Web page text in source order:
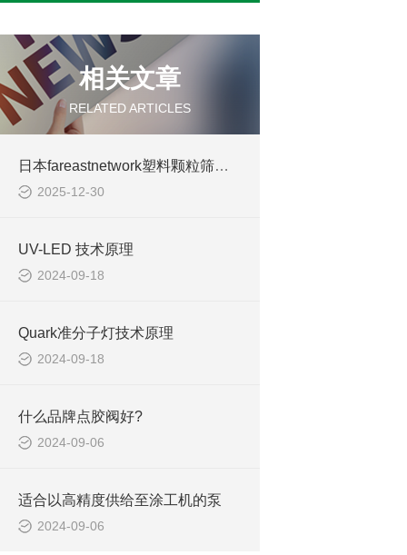
相关文章
RELATED ARTICLES
日本fareastnetwork塑料颗粒筛分机
2025-12-30
UV-LED 技术原理
2024-09-18
Quark准分子灯技术原理
2024-09-18
什么品牌点胶阀好?
2024-09-06
适合以高精度供给至涂工机的泵
2024-09-06